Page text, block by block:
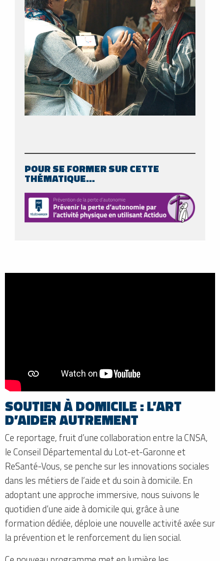
POUR SE FORMER SUR CETTE
THÉMATIQUE…
SOUTIEN À DOMICILE : L’ART
D’AIDER AUTREMENT
Ce reportage, fruit d’une collaboration entre la CNSA,
le Conseil Départemental du Lot-et-Garonne et
ReSanté-Vous, se penche sur les innovations sociales
dans les métiers de l’aide et du soin à domicile. En
adoptant une approche immersive, nous suivons le
quotidien d’une aide à domicile qui, grâce à une
formation dédiée, déploie une nouvelle activité axée sur
la prévention et le renforcement du lien social.